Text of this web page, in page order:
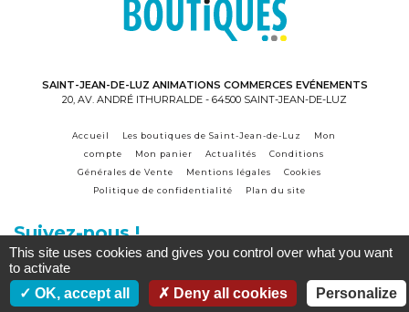
SAINT-JEAN-DE-LUZ ANIMATIONS COMMERCES EVÉNEMENTS
20, AV. ANDRÉ ITHURRALDE - 64500 SAINT-JEAN-DE-LUZ
Accueil Les boutiques de Saint-Jean-de-Luz
Mon
compte
Mon panier Actualités
Conditions
Générales de Vente
Mentions légales
Cookies
Politique de confidentialité
Plan du site
Suivez-nous !
Accès commerçant
This site uses cookies and gives you control over what you want
to activate
OK, accept all
Deny all cookies Personalize